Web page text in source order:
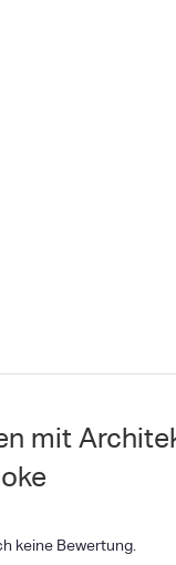
mit
keine Bewertung.